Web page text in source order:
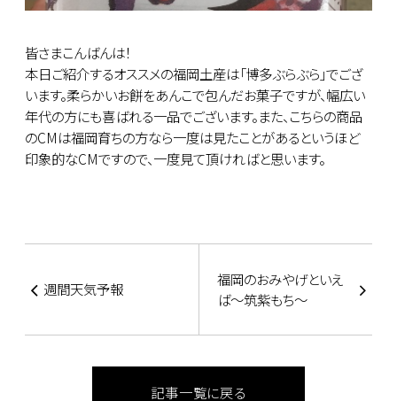
皆さまこんばんは！
本日ご紹介するオススメの福岡土産は「博多ぶらぶら」でござ
います。柔らかいお餅をあんこで包んだお菓子ですが、幅広い
年代の方にも喜ばれる一品でございます。また、こちらの商品
のCMは福岡育ちの方なら一度は見たことがあるというほど
印象的なCMですので、一度見て頂ければと思います。
週間天気予報
福岡のおみやげといえ
ば～筑紫もち～
記事一覧に戻る